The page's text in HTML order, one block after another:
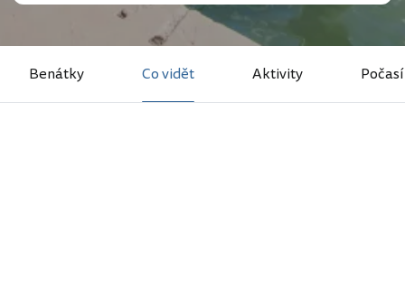
Benátky Co vidět Aktivity Počasí